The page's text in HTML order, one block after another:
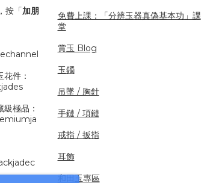
按「加朋
件：
極品：
免費上課：「分辨玉器真偽基本功」課
堂
賞玉 Blog
玉鐲
吊墜 / 胸針
手鏈 / 項鏈
戒指 / 扳指
耳飾
和田玉專區